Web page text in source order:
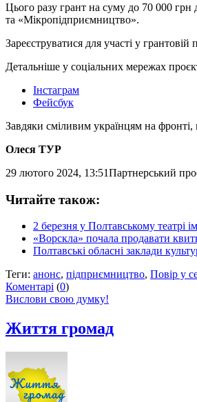
Цього разу грант на суму до 70 000 грн
та «Мікропідприємництво».
Зареєструватися для участі у
Детальніше у соціальних мережах
Інстаграм
Фейсбук
Завдяки сміливим українцям на
Олеся ТУР
29 лютого 2024, 13:51Партнерський
Читайте також:
2 березня у Полтавському театрі
«Ворскла» почала продавати
Полтавські обласні заклади
Теги: анонс, підприємництво, Повір у
Коментарі (0)
Вислови свою думку!
Життя громад